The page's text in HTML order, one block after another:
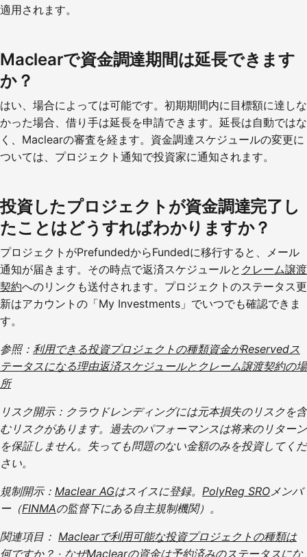
適用されます。
Maclearで資金調達期間は延長できます
か？
はい、場合によっては可能です。初期期間内に目標額に達しな
かった場合、借り手は延長を申請できます。延長は自動ではな
く、Maclearの審査を経ます。資金調達スケジュールの変更に
ついては、プロジェクト通知で投資家に通知されます。
投資したプロジェクトが資金調達完了し
たことはどうすればわかりますか？
プロジェクトがPrefundedからFundedに移行すると、メール
通知が届きます。その時点で返済スケジュールと クレーム譲渡
契約へのリンクも送付されます。プロジェクトのステータス更
新はアカウントの「My Investments」でいつでも確認できま
す。
参照： 利用できる投資プロジェクトの種類資金がReservedス
テータスになる理由返済スケジュールとクレーム譲渡契約の場
所
リスク開示：クラウドレンディングには元本損失のリスクを含
むリスクがあります。過去のパフォーマンスは将来のリターン
を保証しません。失っても問題のない金額のみを投資してくだ
さい。
規制開示： Maclear AGはスイスに登録。 PolyReg SROメンバ
ー（FINMAの監督下にある自主規制機関）。
関連項目： Maclearで利用可能な投資プロジェクトの種類は
何ですか？ · なぜMaclearの資金は予約済みのステータスにな